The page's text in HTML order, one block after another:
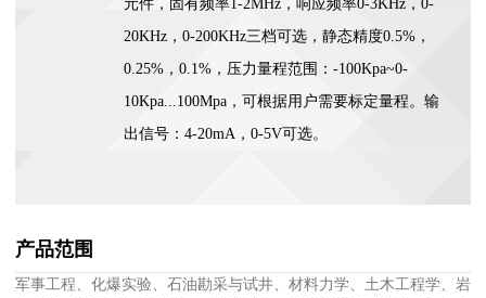
元件，固有频率1-2MHz，响应频率0-3KHz，0-
20KHz，0-200KHz三档可选，静态精度0.5%，
0.25%，0.1%，压力量程范围：-100Kpa~0-
10Kpa...100Mpa，可根据用户需要标定量程。输
出信号：4-20mA，0-5V可选。
产品范围
军事工程、化爆实验、石油勘采与试井、材料力学、土木工程学、岩